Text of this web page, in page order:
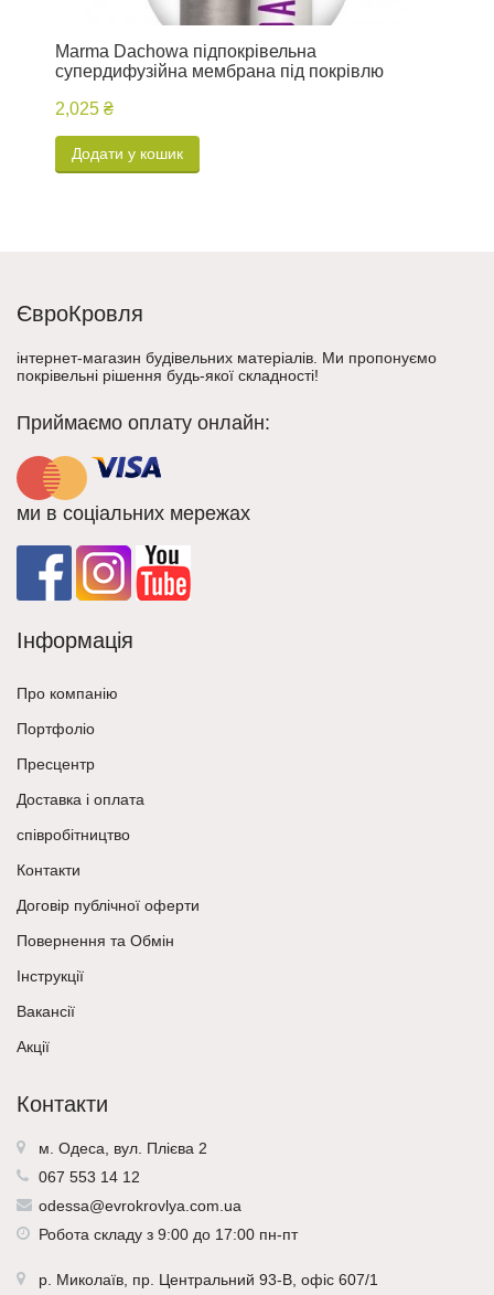
Marma Dachowa підпокрівельна
супердифузійна мембрана під покрівлю
2,025 ₴
Додати у кошик
ЄвроКровля
інтернет-магазин будівельних матеріалів. Ми пропонуємо
покрівельні рішення будь-якої складності!
Приймаємо оплату онлайн:
ми в соціальних мережах
Інформація
Про компанію
Портфоліо
Пресцентр
Доставка і оплата
співробітництво
Контакти
Договір публічної оферти
Повернення та Обмін
Інструкції
Вакансії
Акції
Контакти
м. Одеса, вул. Плієва 2
067 553 14 12
odessa@evrokrovlya.com.ua
Робота складу з 9:00 до 17:00 пн-пт
р. Миколаїв , пр. Центральний 93-В, офіс 607/1